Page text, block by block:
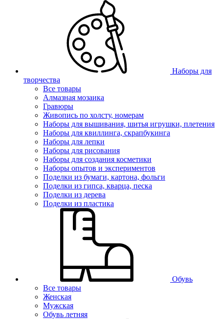
Наборы для
творчества
Все товары
Алмазная мозаика
Гравюры
Живопись по холсту, номерам
Наборы для вышивания, шитья игрушки, плетения
Наборы для квиллинга, скрапбукинга
Наборы для лепки
Наборы для рисования
Наборы для создания косметики
Наборы опытов и экспериментов
Поделки из бумаги, картона, фольги
Поделки из гипса, кварца, песка
Поделки из дерева
Поделки из пластика
Обувь
Все товары
Женская
Мужская
Обувь летняя